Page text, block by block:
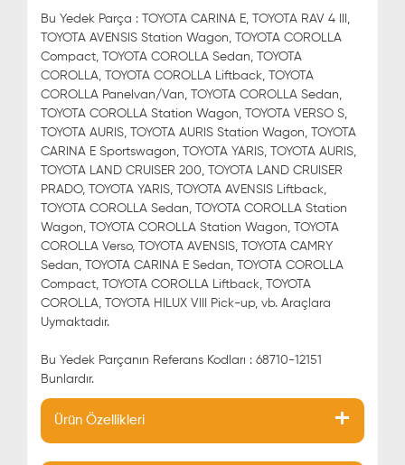
Bu Yedek Parça : TOYOTA CARINA E, TOYOTA RAV 4 III,
TOYOTA AVENSIS Station Wagon, TOYOTA COROLLA
Compact, TOYOTA COROLLA Sedan, TOYOTA
COROLLA, TOYOTA COROLLA Liftback, TOYOTA
COROLLA Panelvan/Van, TOYOTA COROLLA Sedan,
TOYOTA COROLLA Station Wagon, TOYOTA VERSO S,
TOYOTA AURIS, TOYOTA AURIS Station Wagon, TOYOTA
CARINA E Sportswagon, TOYOTA YARIS, TOYOTA AURIS,
TOYOTA LAND CRUISER 200, TOYOTA LAND CRUISER
PRADO, TOYOTA YARIS, TOYOTA AVENSIS Liftback,
TOYOTA COROLLA Sedan, TOYOTA COROLLA Station
Wagon, TOYOTA COROLLA Station Wagon, TOYOTA
COROLLA Verso, TOYOTA AVENSIS, TOYOTA CAMRY
Sedan, TOYOTA CARINA E Sedan, TOYOTA COROLLA
Compact, TOYOTA COROLLA Liftback, TOYOTA
COROLLA, TOYOTA HILUX VIII Pick-up, vb. Araçlara
Uymaktadır.
Bu Yedek Parçanın Referans Kodları : 68710-12151
Bunlardır.
Ürün Özellikleri